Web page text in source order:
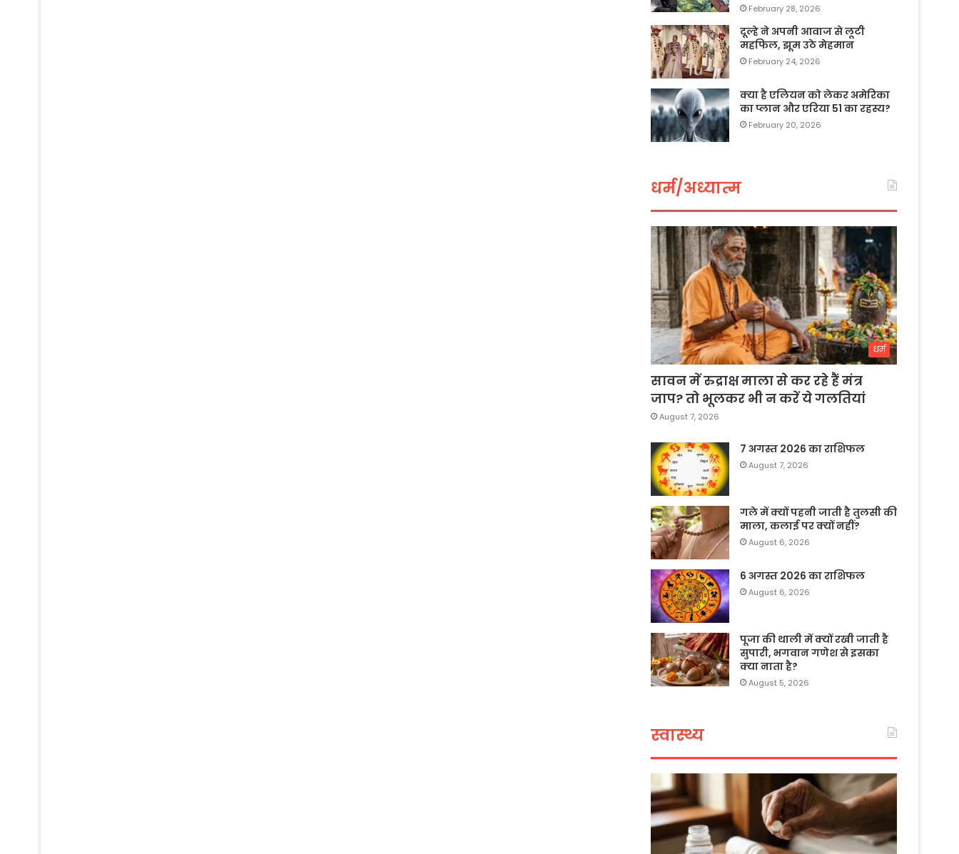
February 28, 2026
दूल्हे ने अपनी आवाज से लूटी
महफिल, झूम उठे मेहमान
February 24, 2026
क्या है एलियन को लेकर अमेरिका
का प्लान और एरिया 51 का रहस्य?
February 20, 2026
धर्म/अध्यात्म
धर्म
सावन में रुद्राक्ष माला से कर रहे हैं मंत्र
जाप? तो भूलकर भी न करें ये गलतियां
August 7, 2026
7 अगस्त 2026 का राशिफल
August 7, 2026
गले में क्यों पहनी जाती है तुलसी की
माला, कलाई पर क्यों नहीं?
August 6, 2026
6 अगस्त 2026 का राशिफल
August 6, 2026
पूजा की थाली में क्यों रखी जाती है
सुपारी, भगवान गणेश से इसका
क्या नाता है?
August 5, 2026
स्वास्थ्य